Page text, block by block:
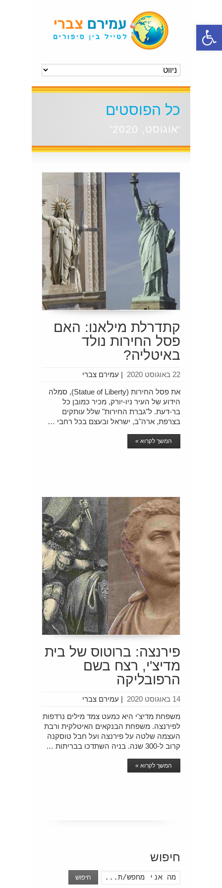
פתח סרגל נגישות
כל הפוסטים
'אוגוסט, 2020'
קתדרלת מילאנו: האם
פסל החירות נולד
באיטליה?
עמירם צברי | 22 באוגוסט 2020
את פסל החירות (Statue of Liberty), סמלה
הידוע של העיר ניו-יורק, מכיר כמובן כל
בר-דעת. ל"גברת החירות" שלל עותקים
בצרפת, ארה"ב, ישראל ובעצם בכל רחבי …
המשך לקרוא »
פירנצה: ברוטוס של בית
מדיצ'י, רצח בשם
הרפובליקה
עמירם צברי | 14 באוגוסט 2020
משפחת מדיצ'י היא כמעט צמד מילים נרדפות
לפירנצה. משפחת הבנקאים האיטלקית ורבת
העצמה שלטה על פירנצה ועל חבל טוסקנה
קרוב ל-300 שנה. בניה השתדכו בבריתות …
המשך לקרוא »
חיפוש
חיפוש